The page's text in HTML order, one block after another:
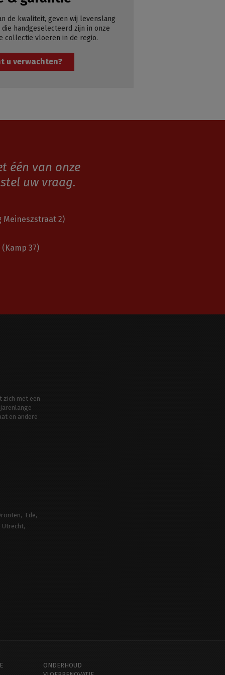
de kwaliteit, geven wij levenslang
handgeselecteerd zijn in onze
collectie vloeren in de regio.
u verwachten?
één van onze
uw vraag.
Meineszstraat 2)
(Kamp 37)
zich met een
en andere
Ede
Utrecht
ONDERHOUD